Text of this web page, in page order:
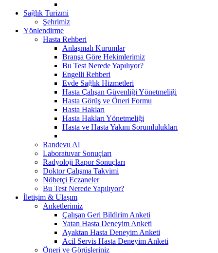
Sağlık Turizmi
Şehrimiz
Yönlendirme
Hasta Rehberi
Anlaşmalı Kurumlar
Branşa Göre Hekimlerimiz
Bu Test Nerede Yapılıyor?
Engelli Rehberi
Evde Sağlık Hizmetleri
Hasta Çalışan Güvenliği Yönetmeliği
Hasta Görüş ve Öneri Formu
Hasta Hakları
Hasta Hakları Yönetmeliği
Hasta ve Hasta Yakını Sorumlulukları
Randevu Al
Laboratuvar Sonuçları
Radyoloji Rapor Sonuçları
Doktor Çalışma Takvimi
Nöbetçi Eczaneler
Bu Test Nerede Yapılıyor?
İletişim & Ulaşım
Anketlerimiz
Çalışan Geri Bildirim Anketi
Yatan Hasta Deneyim Anketi
Ayaktan Hasta Deneyim Anketi
Acil Servis Hasta Deneyim Anketi
Öneri ve Görüşleriniz